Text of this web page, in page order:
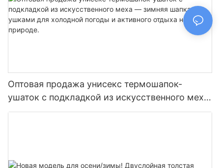
Оптовая продажа унисекс термошапок-
ушаток с подкладкой из искусственного меха
— зимняя шапка с ушками для холодной